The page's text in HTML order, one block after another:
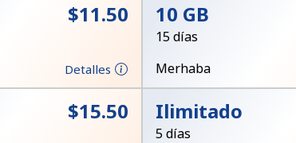
Mantente en contacto para recibir nuestras mejores
⁦$11.50⁩
Detalles
10 GB
15 días
Merhaba
⁦$15.50⁩ Ilimitado
5 días